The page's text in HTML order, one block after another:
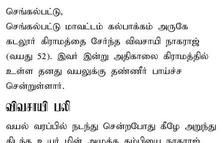
செங்கல்பட்டு,
செங்கல்பட்டு மாவட்டம் கல்பாக்கம் அருகே
கடலூர் கிராமத்தை சேர்ந்த விவசாயி நாகராஜ்
(வயது 52). இவர் இன்று அதிகாலை கிராமத்தில்
உள்ள தனது வயலுக்கு தண்ணீர் பாய்ச்ச
சென்றுள்ளார்.
விவசாயி பலி
வயல் வரப்பில் நடந்து சென்றபோது கீழே அறுந்து